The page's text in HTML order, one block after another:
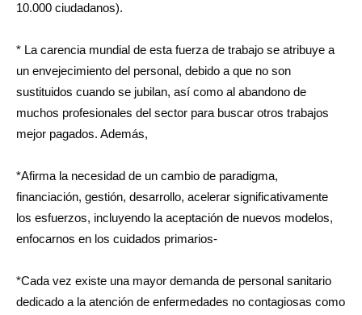
10.000 ciudadanos).
* La carencia mundial de esta fuerza de trabajo se atribuye a
un envejecimiento del personal, debido a que no son
sustituidos cuando se jubilan, así como al abandono de
muchos profesionales del sector para buscar otros trabajos
mejor pagados. Además,
*Afirma la necesidad de un cambio de paradigma,
financiación, gestión, desarrollo, acelerar significativamente
los esfuerzos, incluyendo la aceptación de nuevos modelos,
enfocarnos en los cuidados primarios-
*Cada vez existe una mayor demanda de personal sanitario
dedicado a la atención de enfermedades no contagiosas como